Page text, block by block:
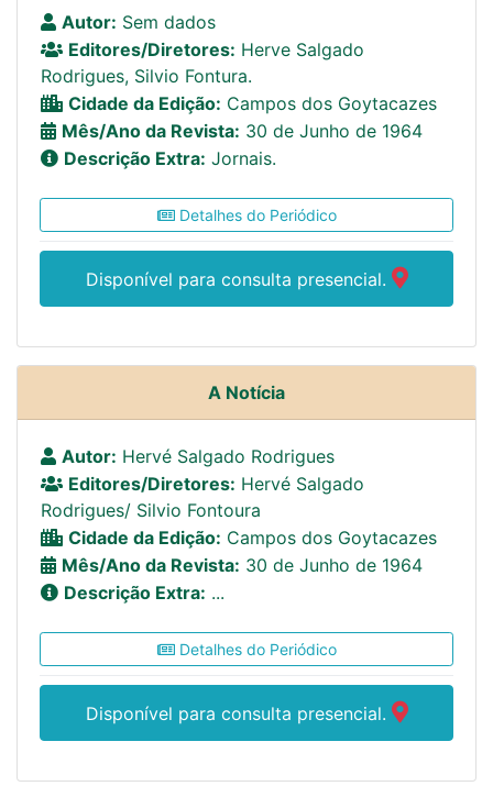
Autor: Sem dados
Editores/Diretores: Herve Salgado
Rodrigues, Silvio Fontura.
Cidade da Edição: Campos dos Goytacazes
Mês/Ano da Revista: 30 de Junho de 1964
Descrição Extra: Jornais.
Detalhes do Periódico
Disponível para consulta presencial.
A Notícia
Autor: Hervé Salgado Rodrigues
Editores/Diretores: Hervé Salgado
Rodrigues/ Silvio Fontoura
Cidade da Edição: Campos dos Goytacazes
Mês/Ano da Revista: 30 de Junho de 1964
Descrição Extra: ...
Detalhes do Periódico
Disponível para consulta presencial.